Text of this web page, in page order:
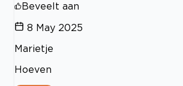
Beveelt aan
8 May 2025
Marietje
Hoeven